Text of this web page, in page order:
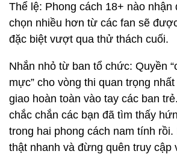
Thể lệ: Phong cách 18+ nào
chọn nhiều hơn từ các fan sẽ
đặc biệt vượt qua thử thách cuối.
Nhắn nhỏ từ ban tổ chức: Quyền
mực” cho vòng thi quan trọng
giao hoàn toàn vào tay các ban
chắc chắn các bạn đã tìm thấy
trong hai phong cách nam tính rồi.
thật nhanh và đừng quên truy cập